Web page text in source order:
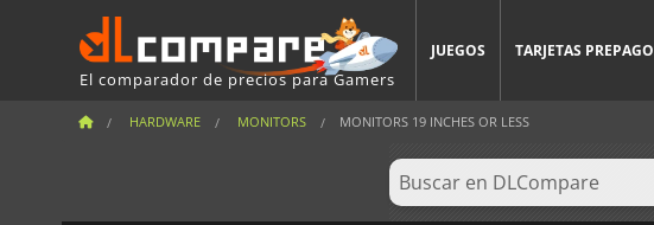
El comparador de precios para Gamers
JUEGOS TARJETAS PREPAGO
HARDWARE MONITORS MONITORS 19 INCHES OR LESS